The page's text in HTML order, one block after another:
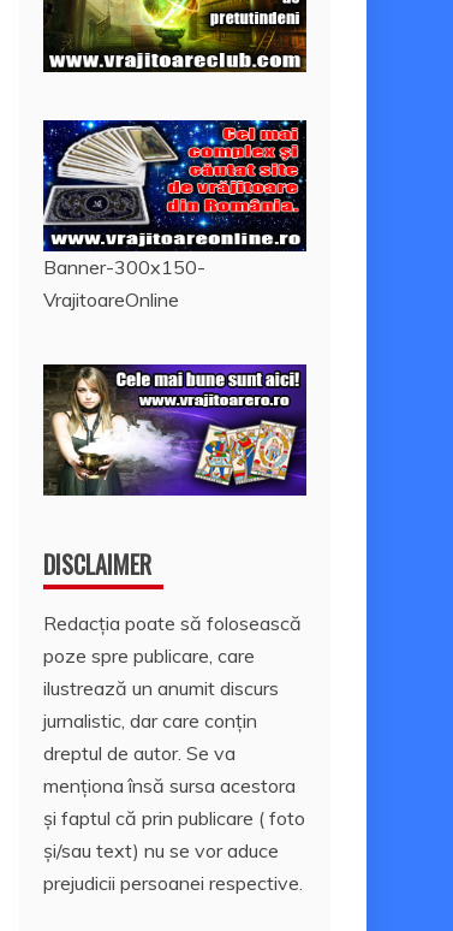
Banner-300x150-
VrajitoareOnline
DISCLAIMER
Redacția poate să folosească
poze spre publicare, care
ilustrează un anumit discurs
jurnalistic, dar care conțin
dreptul de autor. Se va
menționa însă sursa acestora
și faptul că prin publicare ( foto
și/sau text) nu se vor aduce
prejudicii persoanei respective.